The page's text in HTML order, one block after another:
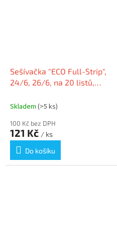
Sešívačka "ECO Full-Strip",
24/6, 26/6, na 20 listů,
Skladem (>5 ks)
100 Kč bez DPH
121 Kč / ks
Do košíku